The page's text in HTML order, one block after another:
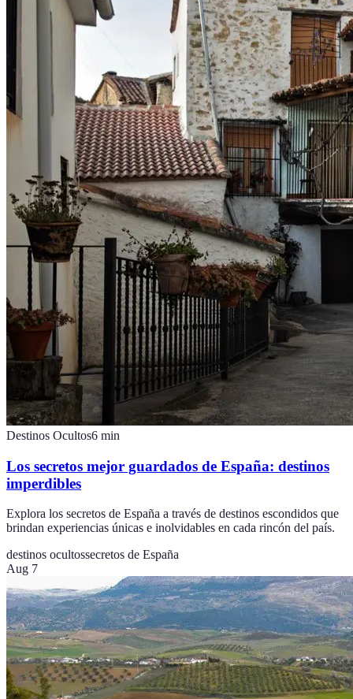
Destinos Ocultos6 min
Los secretos mejor guardados de España: destinos
imperdibles
Explora los secretos de España a través de destinos escondidos que
brindan experiencias únicas e inolvidables en cada rincón del país.
destinos ocultossecretos de España
Aug 7